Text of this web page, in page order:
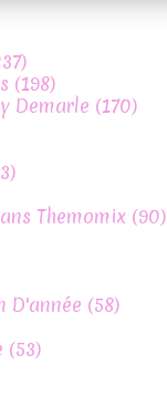
(198)
Demarle (170)
Themomix (90)
D'année (58)
(53)